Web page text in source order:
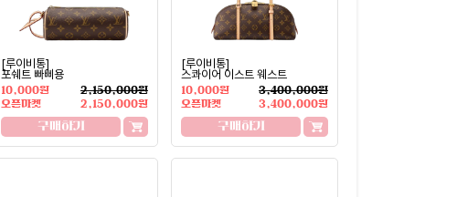
[루이비통]
포쉐트 빠삐용
10,000원
2,150,000원
오픈마켓
2,150,000원
구매하기
[루이비통]
스콰이어 이스트 웨스트
10,000원
3,400,000원
오픈마켓
3,400,000원
구매하기